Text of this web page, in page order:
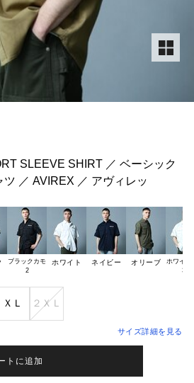
SLEEVE SHIRT ／ ベーシック
／ AVIREX ／ アヴィレッ
ブラックカモ
2
ホワイト ネイビー オリーブ
ホワイト
ＸＬ ２ＸＬ
サイズ詳細を見る
トに追加